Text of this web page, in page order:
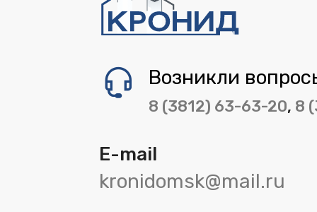
Возникли
8 (3812) 63-63-20, 8
E-mail
kronidomsk@mail.ru